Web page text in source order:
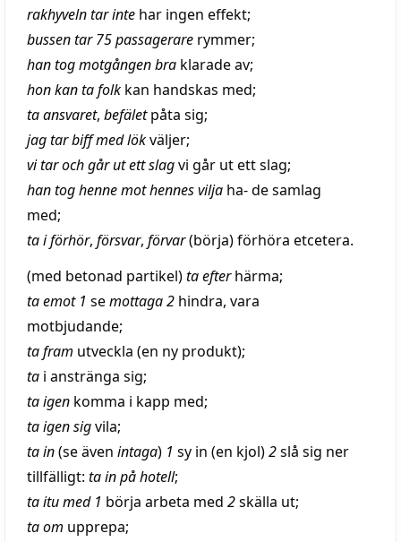
rakhyveln tar inte har ingen effekt;
bussen tar 75passagerare rymmer;
hantogmotgångenbra klarade av;
hon kan tafolk kan handskas med;
ta ansvaret, befälet påta sig;
jag tarbiffmedlökväljer;
vi tar och går ut ettslagvi går ut ettslag;
hantoghennemot hennesvilja ha- desamlag
med;
ta iförhör, försvar, förvar(börja)förhöra etcetera.
(med betonad partikel)ta efter härma;
ta emot 1 semottaga2 hindra, vara
motbjudande;
ta fram utveckla (en ny produkt);
ta i anstränga sig;
ta igen komma i kapp med;
ta igen sigvila;
ta in(se även intaga) 1 sy in (en kjol)2slå sig ner
tillfälligt: ta in påhotell;
taitumed 1 börja arbeta med 2skälla ut;
ta om upprepa;